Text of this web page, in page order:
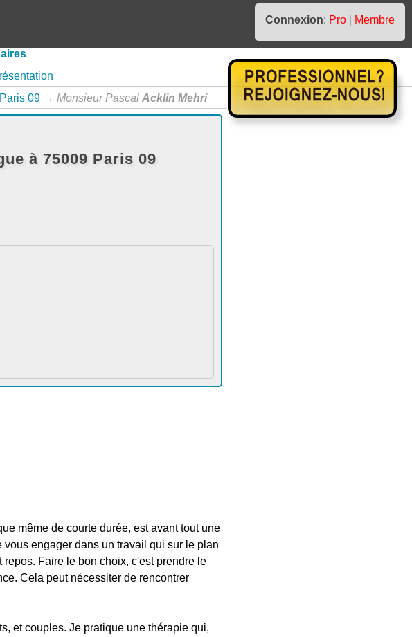
Connexion: Pro
Membre
09 → Monsieur Pascal Acklin Mehri
à 75009 Paris 09
même de courte durée, est avant tout une
engager dans un travail qui sur le plan
Faire le bon choix, c'est prendre le
Cela peut nécessiter de rencontrer
et couples. Je pratique une thérapie qui,